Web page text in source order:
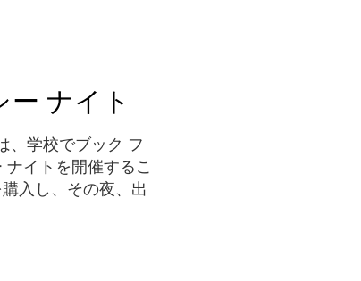
ナイト
、学校でブック フ
イトを開催するこ
入し、その夜、出